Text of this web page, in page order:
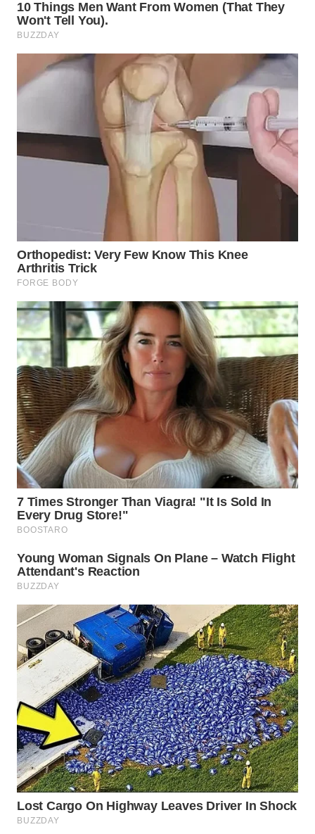
WN
LANGKAT
WN
TAPANULI
LESUNG
WN
SIMALUNGUN
LABUHANBATU
WN
TAPANULI
TENGAH
WN DELI
SERDANG
WN
TEBING
TINGGI
WN
WN
KARAWANG
WN
BEKASI
WN
BOGOR
WN
DEPOK
WN
TAPANULI
UTARA